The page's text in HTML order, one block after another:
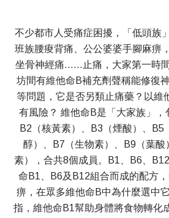
不少都市人受痛症困擾，「低頭族
班族腰痠背痛、公公婆婆手腳麻痹
坐骨神經痛……止痛，大家第一時
坊間有維他命B補充劑聲稱能修復
等問題，它是否另類止痛藥？以維
有風險？ 維他命B是「大家族」，
B2（核黃素）、B3（煙酸）、B5
醇）、B7（生物素）、B9（葉酸
素），合共8個成員。B1、B6、
命B1、B6及B12組合而成的配方
痹，在眾多維他命B中為什麼選中
指，維他命B1幫助身體將食物轉化